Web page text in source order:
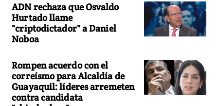
ADN rechaza que Osvaldo
Hurtado llame
"criptodictador" a Daniel
Noboa
Rompen acuerdo con el
correísmo para Alcaldía de
Guayaquil: líderes arremeten
contra candidata